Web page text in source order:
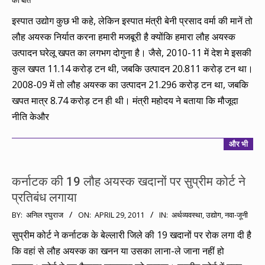
08-
29
इस्पात उद्योग कुछ भी कहे, लेकिन इस्‍पात मंत्री बेनी प्रसाद वर्मा की मानें तो
लौह अयस्क निर्यात करना हमारी मजबूरी है क्योंकि हमारा लौह अयस्क
उत्पादन घरेलू खपत का लगभग दोगुना है। जैसे, 2010-11 में देश मे इसकी
कुल खपत 11.14 करोड़ टन थी, जबकि उत्पादन 20.811 करोड़ टन था।
2008-09 में तो लौह अयस्क का उत्पादन 21.296 करोड़ टन था, जबकि
खपत मात्र 8.74 करोड़ टन ही थी। मंत्री महोदय ने बताया कि मौजूदा
नीति केऔर
और भी
कर्नाटक की 19 लौह अयस्क खदानों पर सुप्रीम कोर्ट ने
प्रतिबंध लगाया
2011-
04-
29
BY: अनिल रघुराज ON: APRIL 29, 2011 IN: अर्थव्यवस्था,उद्योग,नवा-जूनी
सुप्रीम कोर्ट ने कर्नाटक के बेल्लारी जिले की 19 खदानों पर रोक लगा दी है
कि वहां से लौह अयस्क का खनन या उसका लाना-ले जाना नहीं हो